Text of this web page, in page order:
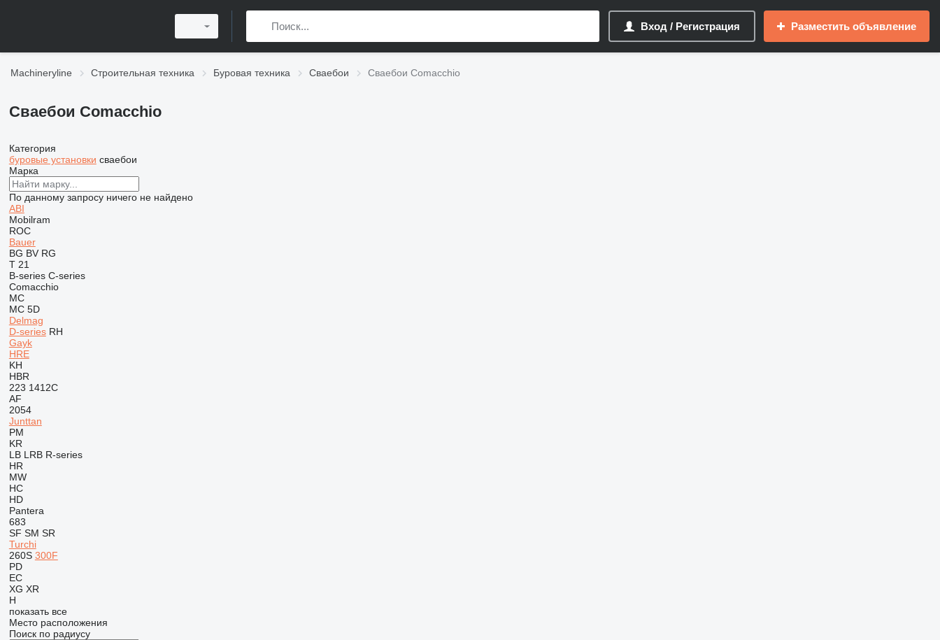
Вход / Регистрация Разместить объявление
Machineryline Строительная техника Буровая техника Сваебои Сваебои Comacchio
Сваебои Comacchio
Категория
буровые установки сваебои
Марка
По данному запросу ничего не найдено
ABI
Mobilram
ROC
Bauer
BG BV RG
T 21
B-series C-series
Comacchio
MC
MC 5D
Delmag
D-series RH
Gayk
HRE
KH
HBR
223 1412C
AF
2054
Junttan
PM
KR
LB LRB R-series
HR
MW
HC
HD
Pantera
683
SF SM SR
Turchi
260S 300F
PD
EC
XG XR
H
показать все
Место расположения
Поиск по радиусу